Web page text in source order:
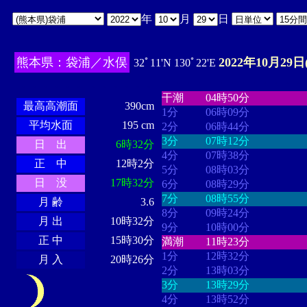
年 月 日
熊本県：袋浦／水俣 32ﾟ11'N 130ﾟ22'E 2022年10月29
最高高潮面
390cm
平均水面
195 cm
日 出
6時32分
正 中
12時2分
日 没
17時32分
月 齢
3.6
月 出
10時32分
正 中
15時30分
月 入
20時26分
干潮
04時50分
1分
06時09分
2分
06時44分
3分
07時12分
4分
07時38分
5分
08時03分
6分
08時29分
7分
08時55分
8分
09時24分
9分
10時00分
満潮
11時23分
1分
12時32分
2分
13時03分
3分
13時29分
4分
13時52分